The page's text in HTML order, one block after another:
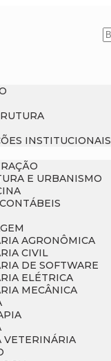
INSTITUCIONAIS
E URBANISMO
AGRONÔMICA
CIVIL
DE SOFTWARE
ELÉTRICA
MECÂNICA
VETERINÁRIA